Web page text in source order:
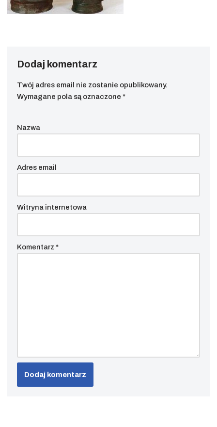
Dodaj komentarz
Twój adres email nie zostanie opublikowany.
Wymagane pola są oznaczone *
Nazwa
Adres email
Witryna internetowa
Komentarz *